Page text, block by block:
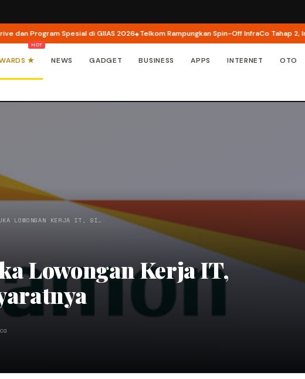
Program Spesial di GIIAS 2026 Telkom Rampungkan Spin-Off InfraCo Tahap 2,
★ NEWS GADGET BUSINESS APPS INTERNET OTO
LOWONGAN KERJA IT, SI…
Lowongan Kerja IT,